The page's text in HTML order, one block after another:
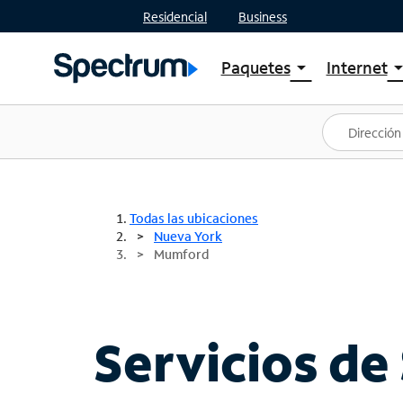
Residencial Business
Paquetesarrow_drop_down
Ver paquetes
Spectrum One
Mejores ofertas
Internetarrow_drop_down
Planes
Todas las ubicaciones
Nueva York
Mumford
Servicios